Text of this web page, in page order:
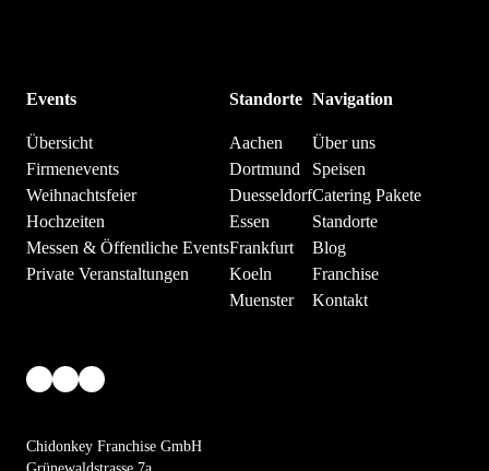
Events
Übersicht
Firmenevents
Weihnachtsfeier
Hochzeiten
Messen & Öffentliche Events
Private Veranstaltungen
Standorte
Aachen
Dortmund
Duesseldorf
Essen
Frankfurt
Koeln
Muenster
Navigation
Über uns
Speisen
Catering Pakete
Standorte
Blog
Franchise
Kontakt
Chidonkey Franchise GmbH